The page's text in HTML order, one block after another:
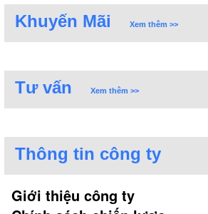
Khuyến Mãi Xem thêm >>
Tư vấn Xem thêm >>
Thông tin công ty
Giới thiệu công ty